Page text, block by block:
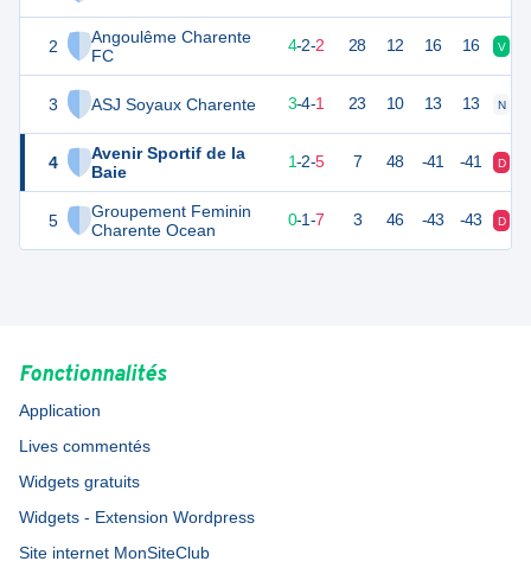
2
Angoulême Charente
FC
3 ASJ Soyaux Charente
4
Avenir Sportif de la
Baie
5
Groupement Feminin
Charente Ocean
14 4-2-2 28 12 16 16 V
13 8 3-4-1 23 10 13 13 N
5 1-2-5 7 48 -41 -41 D
1 0-1-7 3 46 -43 -43 D
Fonctionnalités
Application
Lives commentés
Widgets gratuits
Widgets - Extension Wordpress
Site internet MonSiteClub